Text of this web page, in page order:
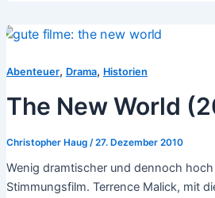
Abenteuer, Drama, Historien
The New World
Christopher Haug /27. Dezember 2010
Wenig dramtischer und dennoch
Stimmungsfilm. Terrence Malick, mit